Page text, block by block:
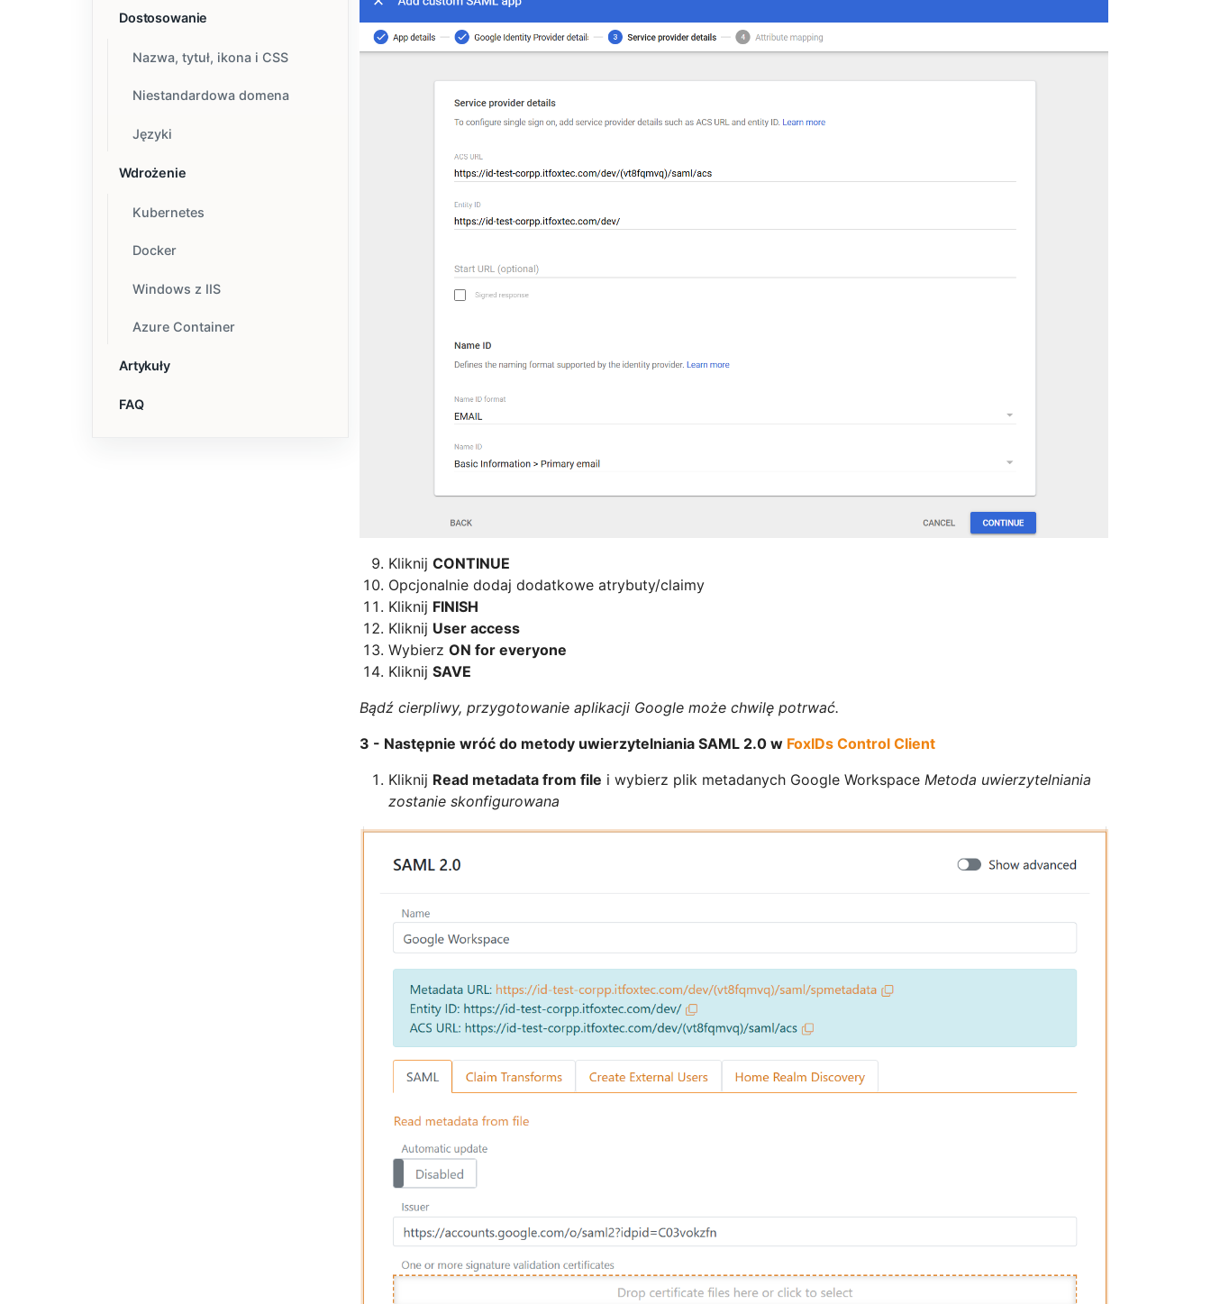
Dostosowanie
Nazwa, tytuł, ikona i CSS
Niestandardowa domena
Języki
Wdrożenie
Kubernetes
Docker
Windows z IIS
Azure Container
Artykuły
FAQ
Kliknij CONTINUE
Opcjonalnie dodaj dodatkowe atrybuty/claimy
Kliknij FINISH
Kliknij User access
Wybierz ON for everyone
Kliknij SAVE
Bądź cierpliwy, przygotowanie aplikacji Google może chwilę potrwać.
3 - Następnie wróć do metody uwierzytelniania SAML 2.0 w FoxIDs Control Client
Kliknij Read metadata from file i wybierz plik metadanych Google Workspace Metoda uwierzytelniania
zostanie skonfigurowana